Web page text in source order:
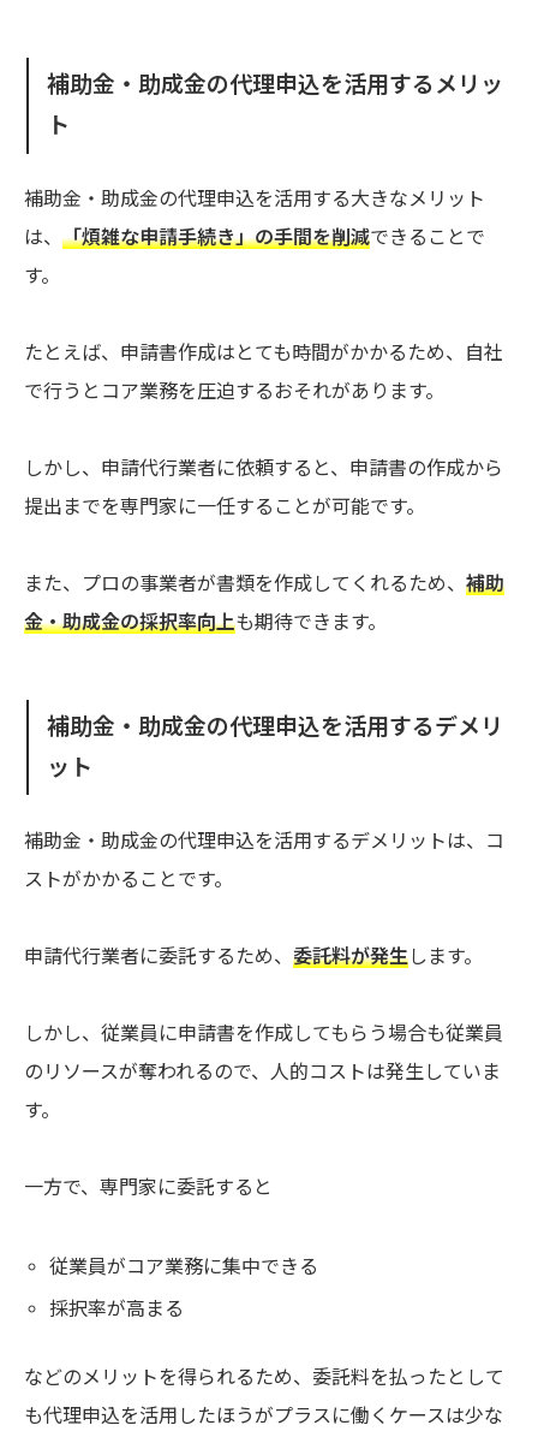
補助金・助成金の代理申込を活用するメリッ
ト
補助金・助成金の代理申込を活用する大きなメリット
は、 「煩雑な申請手続き」の手間を削減できることで
す。
たとえば、申請書作成はとても時間がかかるため、自社
で行うとコア業務を圧迫するおそれがあります。
しかし、申請代行業者に依頼すると、申請書の作成から
提出までを専門家に一任することが可能です。
また、プロの事業者が書類を作成してくれるため、 補助
金・助成金の採択率向上も期待できます。
補助金・助成金の代理申込を活用するデメリ
ット
補助金・助成金の代理申込を活用するデメリットは、コ
ストがかかることです。
申請代行業者に委託するため、 委託料が発生します。
しかし、従業員に申請書を作成してもらう場合も従業員
のリソースが奪われるので、人的コストは発生していま
す。
一方で、専門家に委託すると
従業員がコア業務に集中できる
採択率が高まる
などのメリットを得られるため、委託料を払ったとして
も代理申込を活用したほうがプラスに働くケースは少な